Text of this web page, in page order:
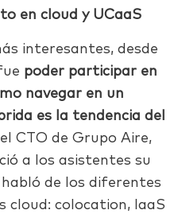
en cloud y UCaaS
interesantes, desde
poder participar en
navegar en un
es la tendencia del
CTO de Grupo Aire,
a los asistentes su
de los diferentes
colocation, IaaS